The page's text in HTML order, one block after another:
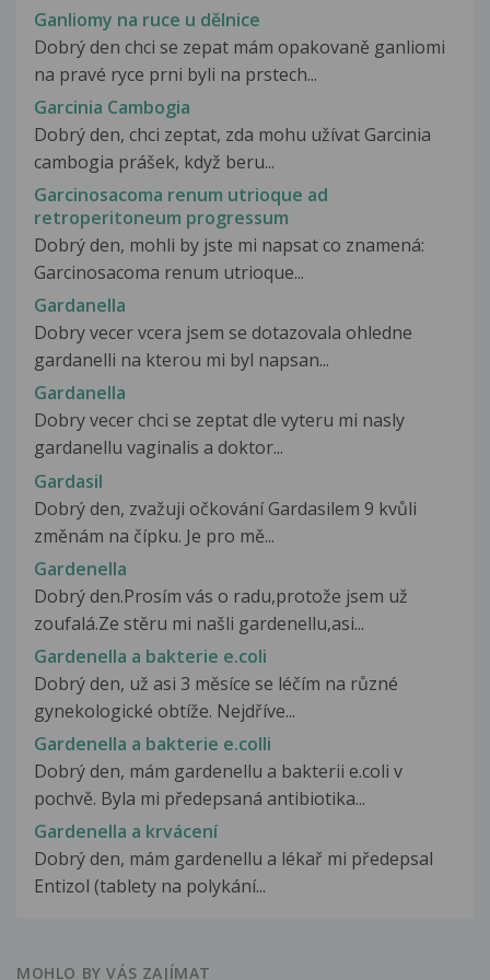
Ganliomy na ruce u dělnice
Dobrý den chci se zepat mám opakovaně ganliomi
na pravé ryce prni byli na prstech...
Garcinia Cambogia
Dobrý den, chci zeptat, zda mohu užívat Garcinia
cambogia prášek, když beru...
Garcinosacoma renum utrioque ad
retroperitoneum progressum
Dobrý den, mohli by jste mi napsat co znamená:
Garcinosacoma renum utrioque...
Gardanella
Dobry vecer vcera jsem se dotazovala ohledne
gardanelli na kterou mi byl napsan...
Gardanella
Dobry vecer chci se zeptat dle vyteru mi nasly
gardanellu vaginalis a doktor...
Gardasil
Dobrý den, zvažuji očkování Gardasilem 9 kvůli
změnám na čípku. Je pro mě...
Gardenella
Dobrý den.Prosím vás o radu,protože jsem už
zoufalá.Ze stěru mi našli gardenellu,asi...
Gardenella a bakterie e.coli
Dobrý den, už asi 3 měsíce se léčím na různé
gynekologické obtíže. Nejdříve...
Gardenella a bakterie e.colli
Dobrý den, mám gardenellu a bakterii e.coli v
pochvě. Byla mi předepsaná antibiotika...
Gardenella a krvácení
Dobrý den, mám gardenellu a lékař mi předepsal
Entizol (tablety na polykání...
MOHLO BY VÁS ZAJÍMAT